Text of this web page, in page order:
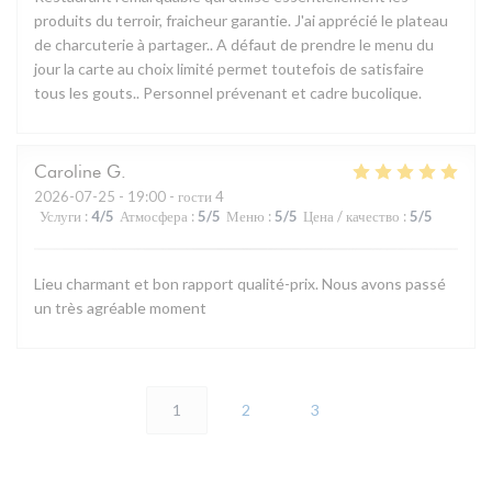
produits du terroir, fraicheur garantie. J'ai apprécié le plateau
de charcuterie à partager.. A défaut de prendre le menu du
jour la carte au choix limité permet toutefois de satisfaire
tous les gouts.. Personnel prévenant et cadre bucolique.
Caroline G
2026-07-25 - 19:00 - гости 4
Услуги : 4/5 Атмосфера : 5/5 Меню : 5/5 Цена / качество : 5/5
Lieu charmant et bon rapport qualité-prix. Nous avons passé
un très agréable moment
1 2 3